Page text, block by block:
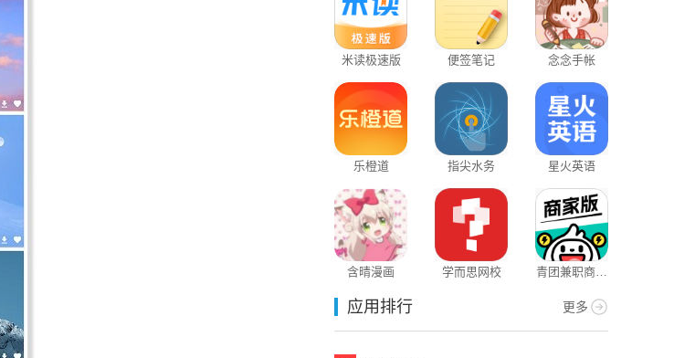
米读极速版 便签笔记 念念手帐
乐橙道 指尖水务 星火英语
含晴漫画 学而思网校
青团兼职商户
应用排行 更多